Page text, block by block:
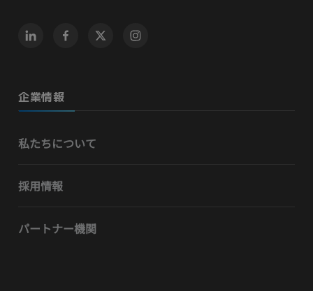
企業情報
私たちについて
採用情報
パートナー機関